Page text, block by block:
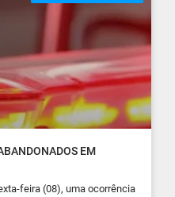
EM
feira (08), uma ocorrência